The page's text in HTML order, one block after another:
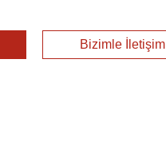
Bizimle İletişim